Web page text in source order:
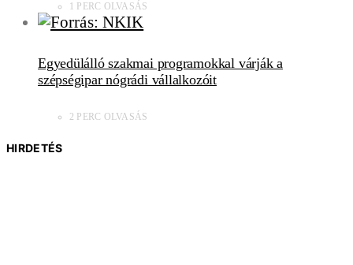
1 PERC OLVASÁS
Egyedülálló szakmai programokkal várják a
szépségipar nógrádi vállalkozóit
2 PERC OLVASÁS
HIRDETÉS